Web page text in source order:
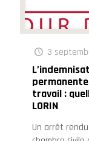
3
travail :
LORIN
Un arrêt